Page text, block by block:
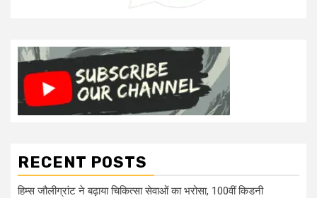
RECENT POSTS
हिम्स जौलीग्रांट ने बढ़ाया चिकित्सा सेवाओं का भरोसा, 100वीं किडनी